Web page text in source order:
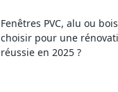
Fenêtres PVC, alu ou
choisir pour une
réussie en 2025 ?